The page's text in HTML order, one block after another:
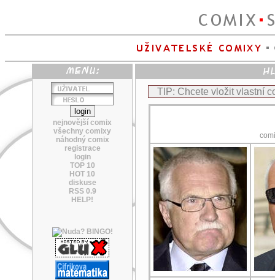
nejnovější comix
všechny comixy
náhodný comix
registrace
login
TOP 10
HOT 10
diskuse
RSS 0.9
HELP!
TIP: Chcete vložit vlastní